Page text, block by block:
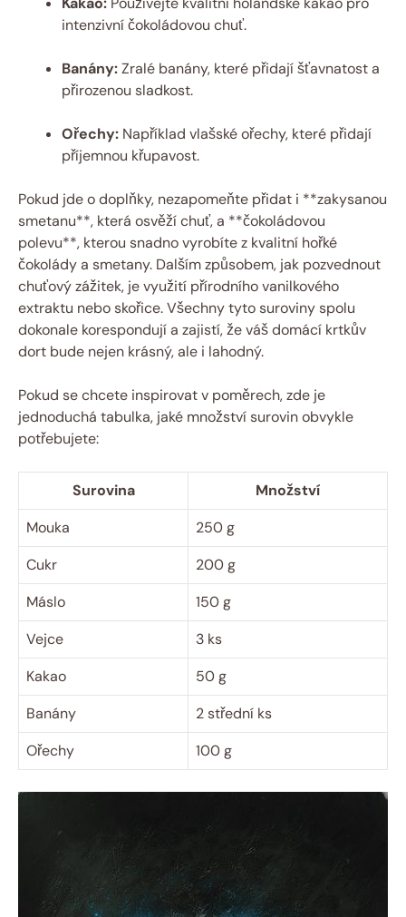
intenzivní čokoládovou chuť.
Banány:Zralé banány, které přidají šťavnatost a
přirozenou sladkost.
Ořechy: Například vlašské ořechy, které přidají
příjemnou křupavost.
Pokud jde o doplňky, nezapomeňte přidat i **zakysanou
smetanu**, která osvěží chuť, a **čokoládovou
polevu**, kterou snadno vyrobíte z kvalitní hořké
čokolády a smetany. Dalším způsobem, jak pozvednout
chuťový zážitek, je využití přírodního vanilkového
extraktu nebo skořice. Všechny tyto suroviny spolu
dokonale korespondují a zajistí, že váš domácí krtkův
dort bude nejen krásný, ale i lahodný.
Pokud se chcete inspirovat v poměrech, zde je
jednoduchá tabulka, jaké množství surovin obvykle
potřebujete:
Surovina
Množství
Mouka
250 g
Cukr
200 g
Máslo
150 g
Vejce
3 ks
Kakao
50 g
Banány
2 střední ks
Ořechy
100 g